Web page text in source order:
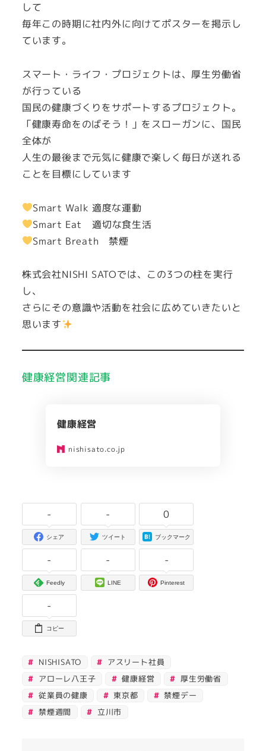
して
毎年この時期に社内外に向けてポスターを掲示し
ています。
スマート・ライフ・プロジェクトは、厚生労働省
が行っている
国民の健康づくりをサポートするプロジェクト。
「健康寿命をのばそう！」をスローガンに、国民
全体が
人生の最後まで元気に健康で楽しく毎日が送れる
ことを目標にしています
Smart Walk 適度な運動
Smart Eat 適切な食生活
Smart Breath 禁煙
株式会社NISHI SATOでは、この3つの柱を実行
し、
さらにその意識や活動を社会に広めていきたいと
思います
健康経営関連記事
健康経営
nishisato.co.jp
-
シェア
-
ツイート
0
ブックマーク
-
Feedly
-
LINE
-
Pinterest
-
コピー
NISHISATO
アスリート社員
アローレ八王子
健康経営
厚生労働省
従業員の健康
東京都
禁煙デー
禁煙週間
立川市